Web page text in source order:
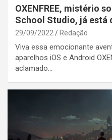
OXENFREE, mistério
School Studio, já está
29/09/2022 Redação
Viva essa emocionante
aparelhos iOS e Android
aclamado…